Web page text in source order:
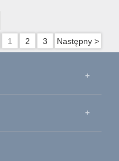
1 2 3 Następny >